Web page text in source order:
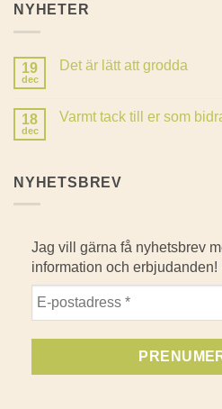
NYHETER
19
dec
Det är lätt att grodda
Det
18
dec
Varmt tack till er som
tack
NYHETSBREV
Jag vill gärna få nyhetsbrev
information och erbjudanden!